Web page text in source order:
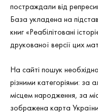
постраждали від
База укладена на
книг «Реабілітовані
друкованої версії цих
На сайті пошук
різними категоріями: за
місцем народження, за
зображена карта